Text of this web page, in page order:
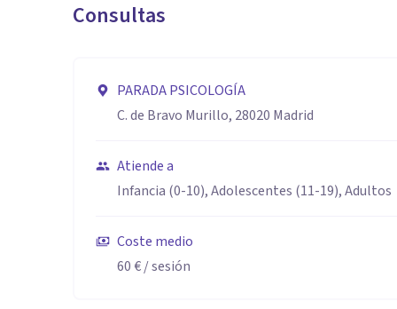
Consultas
PARADA PSICOLOGÍA
C. de Bravo Murillo, 28020 Madrid
Atiende a
Infancia (0-10), Adolescentes (11-19), Adultos
Coste medio
60 €/ sesión